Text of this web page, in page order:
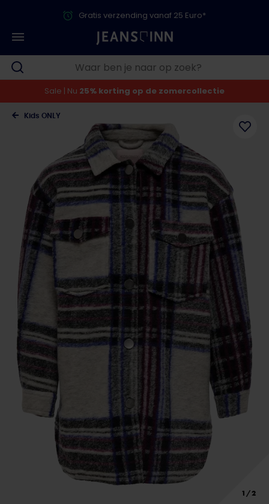
Gratis verzending vanaf 25 Euro*
Sale | Nu 25% korting op de zomercollectie
Kids ONLY